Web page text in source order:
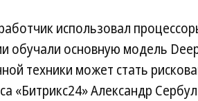
использовал
обучали основную модель
техники может стать
«Битрикс24» Александр